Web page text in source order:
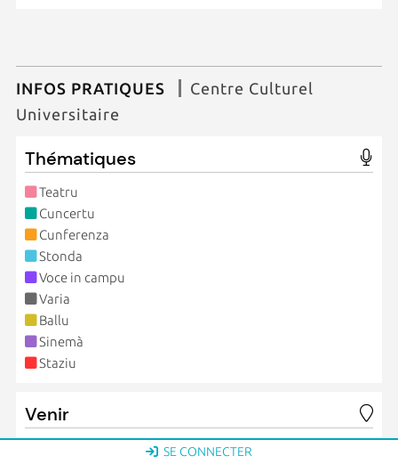
INFOS PRATIQUES
Centre Culturel
Universitaire
Thématiques
Teatru
Cuncertu
Cunferenza
Stonda
Voce in campu
Varia
Ballu
Sinemà
Staziu
Venir
Tous ces rendez-vous se déroulent au Spaziu universitariu
SE CONNECTER